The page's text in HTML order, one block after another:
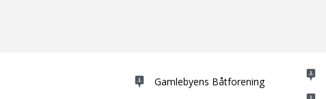
Gamlebyens Båtforening